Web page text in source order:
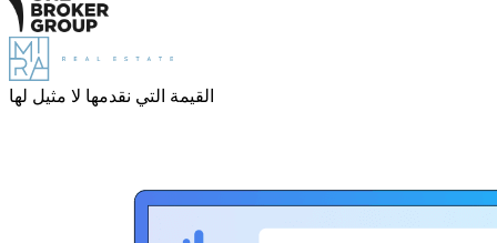
القيمة التي نقدمها لا مثيل لها